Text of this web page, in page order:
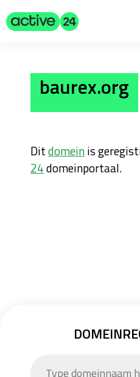
baurex.org
Ditdomeinis
24domeinportaal.